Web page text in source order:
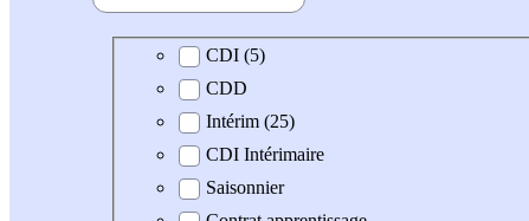
Type de contrat
CDI (5)
CDD
Intérim (25)
CDI Intérimaire
Saisonnier